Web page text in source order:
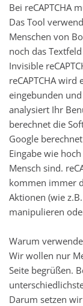
Bei reCAPTCHA
Das Tool
Menschen von
noch das
Invisible
reCAPTCHA
eingebunden
analysiert Ihr
berechnet die
Google
Eingabe wie
Mensch sind.
kommen immer
Aktionen (wie
manipulieren
Warum
Wir wollen nur
Seite begrüßen.
Darum setzen